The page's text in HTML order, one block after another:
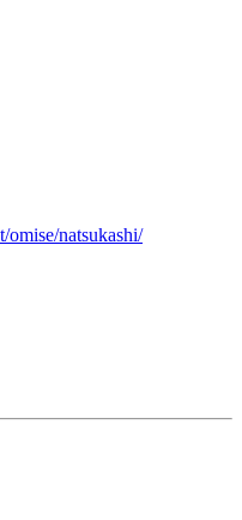
natsukashi/